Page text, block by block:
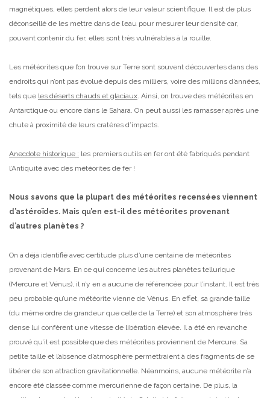
magnétiques, elles perdent alors de leur valeur scientifique. Il est de plus
déconseillé de les mettre dans de l’eau pour mesurer leur densité car,
pouvant contenir du fer, elles sont très vulnérables à la rouille.
Les météorites que l’on trouve sur Terre sont souvent découvertes dans des
endroits qui n’ont pas évolué depuis des milliers, voire des millions d’années,
tels que les déserts chauds et glaciaux. Ainsi, on trouve des météorites en
Antarctique ou encore dans le Sahara. On peut aussi les ramasser après une
chute à proximité de leurs cratères d’impacts.
Anecdote historique : les premiers outils en fer ont été fabriqués pendant
l’Antiquité avec des météorites de fer !
Nous savons que la plupart des météorites recensées viennent
d’astéroïdes. Mais qu’en est-il des météorites provenant
d’autres planètes ?
On a déjà identifié avec certitude plus d’une centaine de météorites
provenant de Mars. En ce qui concerne les autres planètes tellurique
(Mercure et Vénus), il n’y en a aucune de référencée pour l’instant. Il est très
peu probable qu’une météorite vienne de Vénus. En effet, sa grande taille
(du même ordre de grandeur que celle de la Terre) et son atmosphère très
dense lui confèrent une vitesse de libération élevée. Il a été en revanche
prouvé qu’il est possible que des météorites proviennent de Mercure. Sa
petite taille et l’absence d’atmosphère permettraient à des fragments de se
libérer de son attraction gravitationnelle. Néanmoins, aucune météorite n’a
encore été classée comme mercurienne de façon certaine. De plus, la